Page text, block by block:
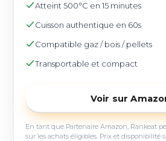
Atteint 500°C en 15 minutes
Cuisson authentique en 60s
Compatible gaz / bois / pellets
Transportable et compact
Voir sur
En tant que Partenaire Amazon, Rankeat
sur les achats éligibles. Prix et disponibilité